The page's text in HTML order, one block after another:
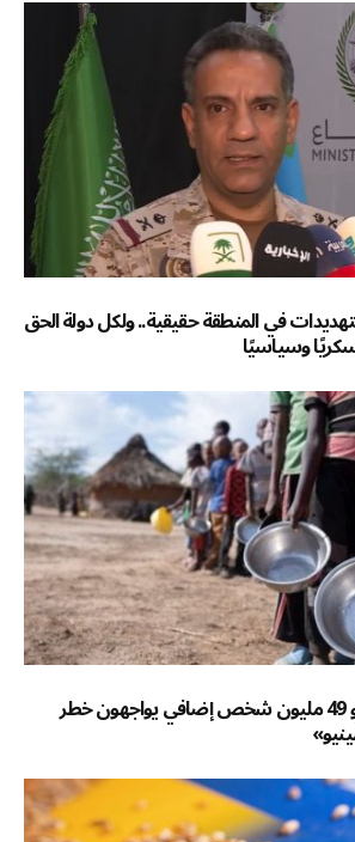
في المنطقة حقيقية.. ولكل دولة الحق
وسياسيًا
ابتداء من سبتمبر.. نحو 49 مليون شخص إضافي يواجهون خطر